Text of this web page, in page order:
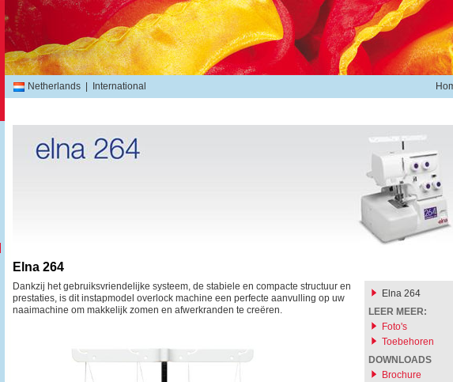
Netherlands International
Elna 264
Elna 264
LEER MEER:
Foto's
Toebehoren
DOWNLOADS
Brochure
Dankzij het gebruiksvriendelijke systeem, de stabiele en compacte structuur en
prestaties, is dit instapmodel overlock machine een perfecte aanvulling op uw
naaimachine om makkelijk zomen en afwerkranden te creëren.